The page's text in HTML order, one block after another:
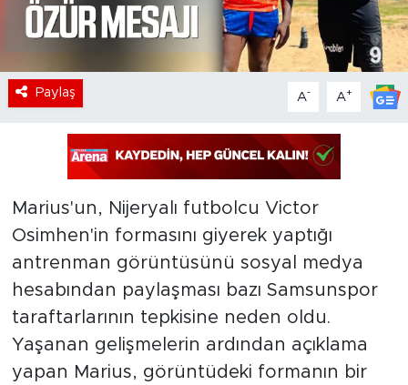
Paylaş A- A+
Marius'un, Nijeryalı futbolcu Victor
Osimhen'in formasını giyerek yaptığı
antrenman görüntüsünü sosyal medya
hesabından paylaşması bazı Samsunspor
taraftarlarının tepkisine neden oldu.
Yaşanan gelişmelerin ardından açıklama
yapan Marius, görüntüdeki formanın bir